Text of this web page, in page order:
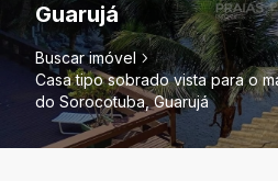
Guarujá
Buscar imóvel
Casa tipo sobrado vista para o
do Sorocotuba, Guarujá